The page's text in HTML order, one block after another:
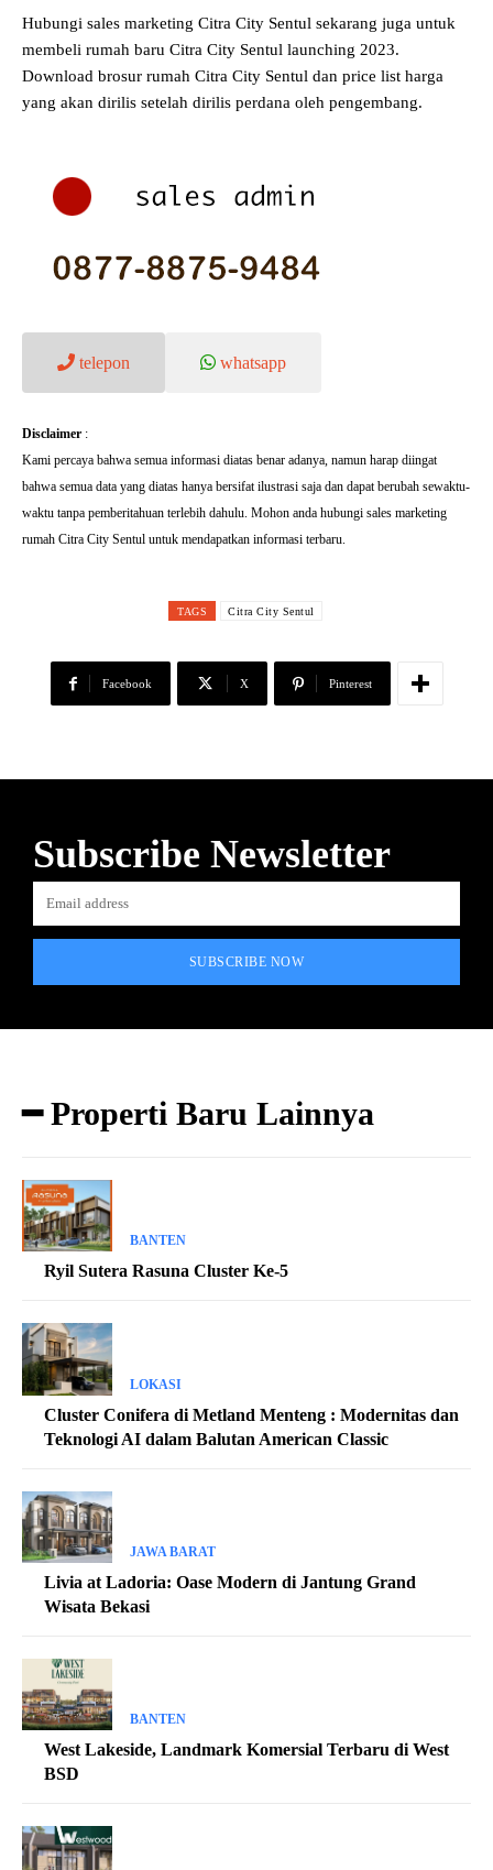
Hubungi sales marketing Citra City Sentul sekarang juga untuk
membeli rumah baru Citra City Sentul launching 2023.
Download brosur rumah Citra City Sentul dan price list harga
yang akan dirilis setelah dirilis perdana oleh pengembang.
telepon whatsapp
Disclaimer :
Kami percaya bahwa semua informasi diatas benar adanya, namun harap diingat
bahwa semua data yang diatas hanya bersifat ilustrasi saja dan dapat berubah sewaktu-
waktu tanpa pemberitahuan terlebih dahulu. Mohon anda hubungi sales marketing
rumah Citra City Sentul untuk mendapatkan informasi terbaru.
TAGS Citra City Sentul
Facebook X Pinterest
Subscribe Newsletter
SUBSCRIBE NOW
━ Properti Baru Lainnya
BANTEN
Ryil Sutera Rasuna Cluster Ke-5
LOKASI
Cluster Conifera di Metland Menteng : Modernitas dan
Teknologi AI dalam Balutan American Classic
JAWA BARAT
Livia at Ladoria: Oase Modern di Jantung Grand
Wisata Bekasi
BANTEN
West Lakeside, Landmark Komersial Terbaru di West
BSD